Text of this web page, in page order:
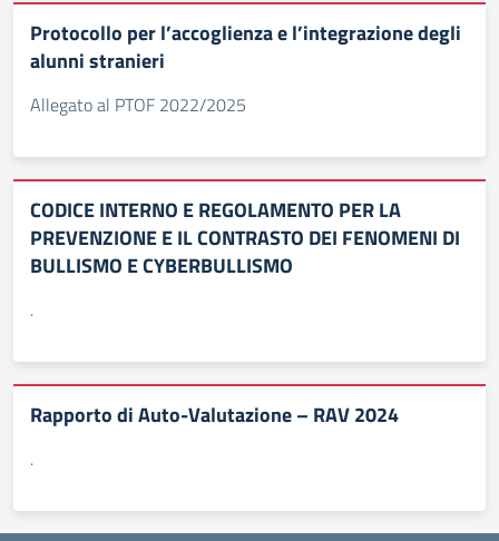
Protocollo per l’accoglienza e l’integrazione degli
alunni stranieri
Allegato al PTOF 2022/2025
CODICE INTERNO E REGOLAMENTO PER LA
PREVENZIONE E IL CONTRASTO DEI FENOMENI DI
BULLISMO E CYBERBULLISMO
.
Rapporto di Auto-Valutazione – RAV 2024
.